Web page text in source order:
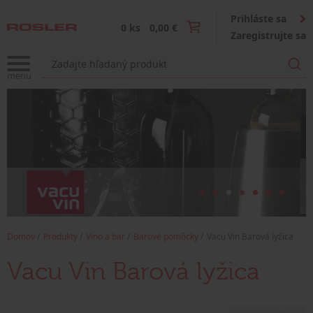
0 ks 0,00 €
Prihláste sa
Zaregistrujte sa
Domov Produkty Víno a bar Barové pomôcky
Vacu Vin Barová lyžica